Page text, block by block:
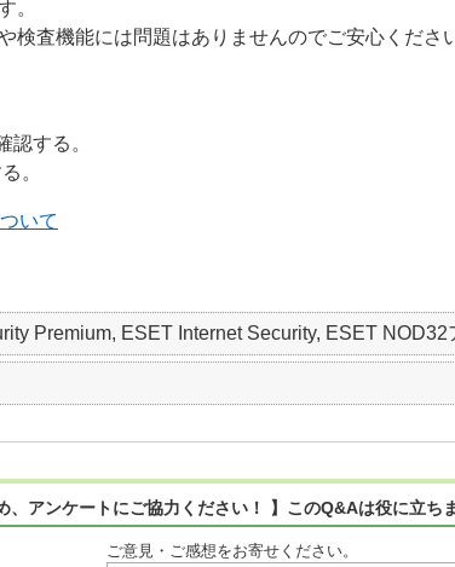
。
検査機能には問題はありませんのでご安心くださ
認する。
。
いて
Premium, ESET Internet Security, ESET NOD32
、アンケートにご協力ください！ 】このQ&Aは役に立ち
ご意見・ご感想をお寄せください。